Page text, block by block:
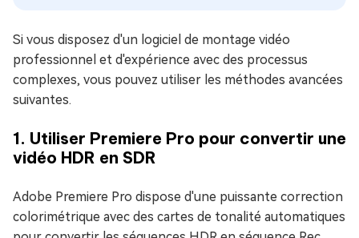
Si vous disposez d'un logiciel de montage vidéo
professionnel et d'expérience avec des processus
complexes, vous pouvez utiliser les méthodes avancées
suivantes.
1. Utiliser Premiere Pro pour convertir une
vidéo HDR en SDR
Adobe Premiere Pro dispose d'une puissante correction
colorimétrique avec des cartes de tonalité automatiques